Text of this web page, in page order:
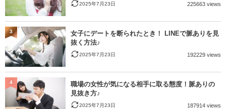
2025年7月23日 225663 views
女子にデートを断られたとき！ LINEで脈ありを見
抜く方法♪
2025年7月23日 192229 views
3
職場の女性が気になる相手に取る態度！脈ありの
見抜き方♪
2025年7月23日 187914 views
4